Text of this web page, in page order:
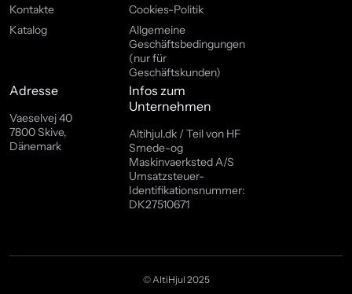
Kontakte
Katalog
Cookies-Politik
Allgemeine
Geschäftsbedingungen
(nur für
Geschäftskunden)
Adresse
Vaeselvej 40
7800 Skive,
Dänemark
Infos zum
Unternehmen
Altihjul.dk / Teil von HF
Smede-og
Maskinvaerksted A/S
Umsatzsteuer-
Identifikationsnummer:
DK27510671
© AltiHjul 2025